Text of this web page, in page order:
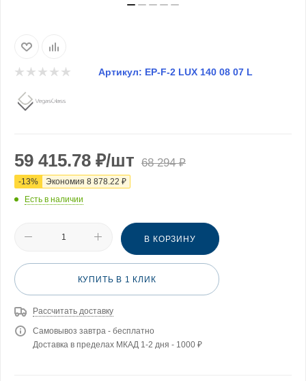
Артикул: EP-F-2 LUX 140 08 07 L
59 415.78 ₽/шт 68 294₽
-13% Экономия 8 878.22 ₽
Есть в наличии
В КОРЗИНУ
КУПИТЬ В 1 КЛИК
Рассчитать доставку
Самовывоз завтра - бесплатно
Доставка в пределах МКАД 1-2 дня - 1000 ₽